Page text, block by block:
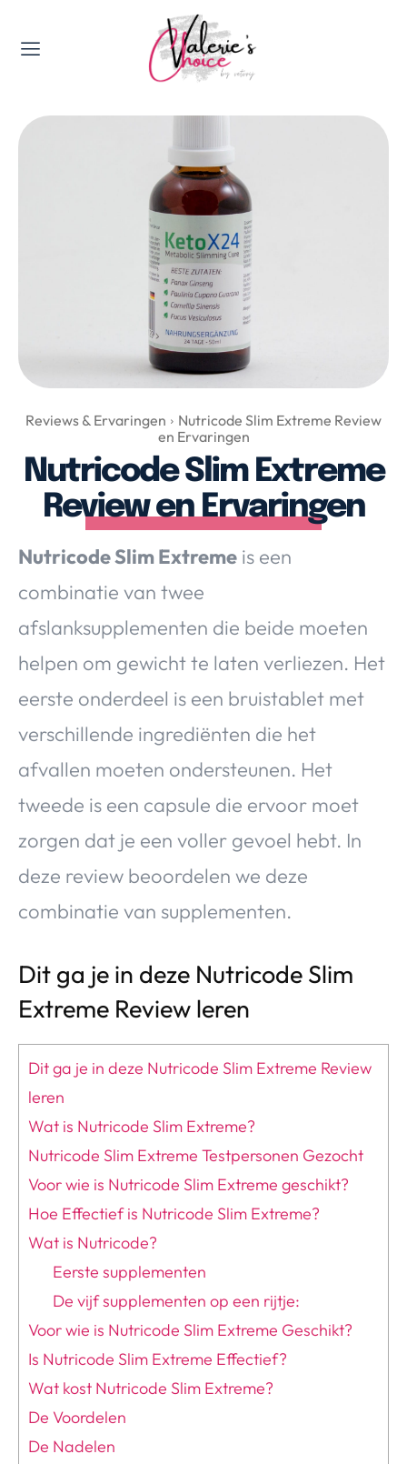
Valerie's Topics
Travel & Culture
Happyness & Opmerkelijk
Lifestyle, Sport & Duurzaamheid
Gadgets & Tech
Top 5 van Valerie
Health & Beauty
Huis & Tuin
Nieuws & Media
Over Valerie
Over Valerie
De Top 5
Contact
VALERIE'S CHOICE
Food & Drinks Health & Beauty Gadgets
Huis & Tuin
Reviews & Ervaringen
Nutricode Slim Extreme Review
en Ervaringen
Nutricode Slim Extreme
Review en Ervaringen
Nutricode Slim Extreme is een
combinatie van twee
afslanksupplementen die beide moeten
helpen om gewicht te laten verliezen. Het
eerste onderdeel is een bruistablet met
verschillende ingrediënten die het
afvallen moeten ondersteunen. Het
tweede is een capsule die ervoor moet
zorgen dat je een voller gevoel hebt. In
deze review beoordelen we deze
combinatie van supplementen.
Dit ga je in deze Nutricode Slim
Extreme Review leren
Dit ga je in deze Nutricode Slim Extreme Review
leren
Wat is Nutricode Slim Extreme?
Nutricode Slim Extreme Testpersonen Gezocht
Voor wie is Nutricode Slim Extreme geschikt?
Hoe Effectief is Nutricode Slim Extreme?
Wat is Nutricode?
Eerste supplementen
De vijf supplementen op een rijtje:
Voor wie is Nutricode Slim Extreme Geschikt?
Is Nutricode Slim Extreme Effectief?
Wat kost Nutricode Slim Extreme?
De Voordelen
De Nadelen